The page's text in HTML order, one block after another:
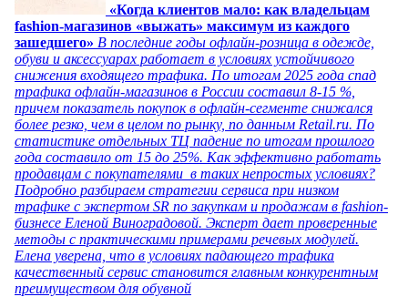
«Когда клиентов мало: как владельцам
fashion-магазинов «выжать» максимум из каждого
зашедшего» В последние годы офлайн-розница в одежде,
обуви и аксессуарах работает в условиях устойчивого
снижения входящего трафика. По итогам 2025 года спад
трафика офлайн-магазинов в России составил 8-15 %,
причем показатель покупок в офлайн-сегменте снижался
более резко, чем в целом по рынку, по данным Retail.ru. По
статистике отдельных ТЦ падение по итогам прошлого
года составило от 15 до 25%. Как эффективно работать
продавцам с покупателями в таких непростых условиях?
Подробно разбираем стратегии сервиса при низком
трафике с экспертом SR по закупкам и продажам в fashion-
бизнесе Еленой Виноградовой. Эксперт дает проверенные
методы с практическими примерами речевых модулей.
Елена уверена, что в условиях падающего трафика
качественный сервис становится главным конкурентным
преимуществом для обувной